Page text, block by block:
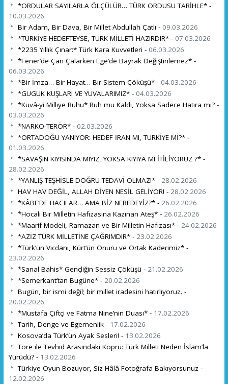
*ORDULAR SAYILARLA ÖLÇÜLÜR… TÜRK ORDUSU TARİHLE* -
10.03.2026
Bir Adam, Bir Dava, Bir Millet Abdullah Çatlı - 09.03.2026
*TÜRKİYE HEDEFTEYSE, TÜRK MİLLETİ HAZIRDIR* - 07.03.2026
*2235 Yıllık Çınar:* Türk Kara Kuvvetleri - 06.03.2026
*Fener’de Çan Çalarken Ege’de Bayrak Değiştirilemez* -
06.03.2026
*Bir İmza… Bir Hayat… Bir Sistem Çöküşü* - 04.03.2026
*GUGUK KUŞLARI VE YUVALARIMIZ* - 04.03.2026
*Kuvâ-yi Milliye Ruhu* Ruh mu Kaldı, Yoksa Sadece Hatıra mı? -
03.03.2026
*NARKO-TERÖR* - 02.03.2026
*ORTADOĞU YANIYOR: HEDEF İRAN MI, TÜRKİYE Mİ?* -
01.03.2026
*SAVAŞIN KIYISINDA MIYIZ, YOKSA KIYIYA MI İTİLİYORUZ ?* -
28.02.2026
*YANLIŞ TEŞHİSLE DOĞRU TEDAVİ OLMAZ!* - 28.02.2026
HAV HAV DEĞİL, ALLAH DİYEN NESİL GELİYOR! - 28.02.2026
*KÂBE’DE HACILAR… AMA BİZ NEREDEYİZ?* - 26.02.2026
*Hocalı Bir Milletin Hafızasına Kazınan Ateş* - 26.02.2026
*Maarif Modeli, Ramazan ve Bir Milletin Hafızası* - 24.02.2026
*AZİZ TÜRK MİLLETİNE ÇAĞRIMDIR* - 23.02.2026
*Türk’ün Vicdanı, Kürt’ün Onuru ve Ortak Kaderimiz* -
23.02.2026
*Sanal Bahis* Gençliğin Sessiz Çöküşü - 21.02.2026
*Semerkant’tan Bugüne* - 20.02.2026
Bugün, bir ismi değil; bir millet iradesini hatırlıyoruz. -
20.02.2026
*Mustafa Çiftçi ve Fatma Nine’nin Duası* - 17.02.2026
Tarih, Denge ve Egemenlik - 17.02.2026
Kosova’da Türk’ün Ayak Sesleri! - 13.02.2026
Töre ile Tevhid Arasındaki Köprü: Türk Milleti Neden İslam’la
Yürüdü? - 13.02.2026
Türkiye Oyun Bozuyor, Siz Hâlâ Fotoğrafa Bakıyorsunuz -
12.02.2026